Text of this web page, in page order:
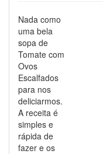
Nada como
uma bela
sopa de
Tomate com
Ovos
Escalfados
para nos
deliciarmos.
A receita é
simples e
rápida de
fazer e os